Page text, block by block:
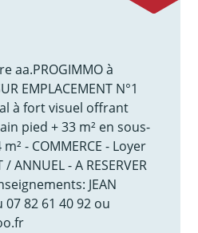
aa.PROGIMMO à
EMPLACEMENT N°1
à fort visuel offrant
pied + 33 m² en sous-
- COMMERCE - Loyer
ANNUEL - A RESERVER
JEAN
07 82 61 40 92 ou